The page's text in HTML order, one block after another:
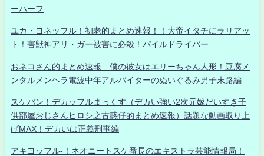
ーハーフ
ユカ・ヨネッフル！初老的まとめ速報！！大帝イタチにラリアッ
ト！害獣神アリ・ガー被害に必殺！パイルドライバー
おネコさん的まとめ速報 僕の彼女はエリーちゃん人形！豆腐メ
ンタルメンヘラ電波中年アルバイターのぬいぐるみ男子末路編
スケバン！デカッフルまっくす（デカい強い2次元嫁だいすき子
供部屋おじさんヒロシ之古惑仔的まとめ速報）話題な動画取り上
げMAX！デカいは正義刑事編
アキヨッフル-！ネオニートスケ番長のエキストラ芸能情報局！